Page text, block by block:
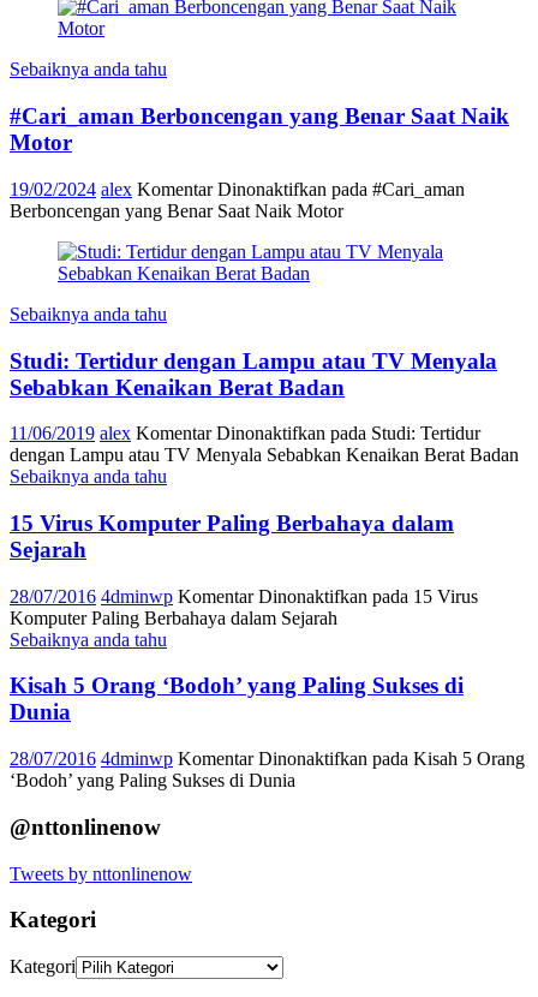
Sebaiknya anda tahu
#Cari_aman Berboncengan yang Benar Saat Naik
Motor
19/02/2024 alex Komentar Dinonaktifkan pada #Cari_aman
Berboncengan yang Benar Saat Naik Motor
Sebaiknya anda tahu
Studi: Tertidur dengan Lampu atau TV Menyala
Sebabkan Kenaikan Berat Badan
11/06/2019 alex Komentar Dinonaktifkan pada Studi: Tertidur
dengan Lampu atau TV Menyala Sebabkan Kenaikan Berat Badan
Sebaiknya anda tahu
15 Virus Komputer Paling Berbahaya dalam
Sejarah
28/07/2016 4dminwp Komentar Dinonaktifkan pada 15 Virus
Komputer Paling Berbahaya dalam Sejarah
Sebaiknya anda tahu
Kisah 5 Orang ‘Bodoh’ yang Paling Sukses di
Dunia
28/07/2016 4dminwp Komentar Dinonaktifkan pada Kisah 5 Orang
‘Bodoh’ yang Paling Sukses di Dunia
@nttonlinenow
Tweets by nttonlinenow
Kategori
Kategori